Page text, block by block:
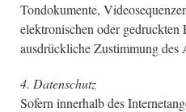
Tondokumente,
elektronischen oder gedruckten
ausdrückliche Zustimmung des
4. Datenschutz
Sofern innerhalb des